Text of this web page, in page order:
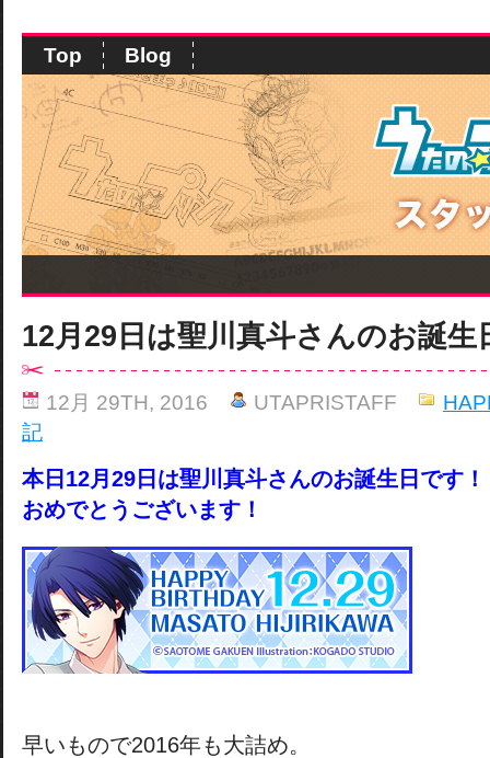
Top Blog
12月29日は聖川真斗さんのお誕生
12月 29TH, 2016 UTAPRISTAFF
記
本日12月29日は聖川真斗さんのお誕生日です！
おめでとうございます！
早いもので2016年も大詰め。